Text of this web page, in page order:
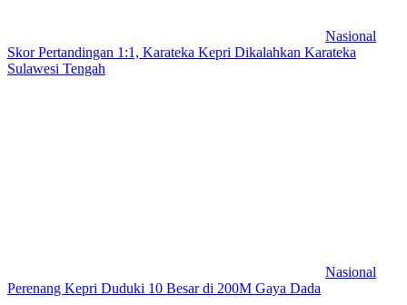
Nasional
Skor Pertandingan 1:1, Karateka Kepri Dikalahkan Karateka
Sulawesi Tengah
Nasional
Perenang Kepri Duduki 10 Besar di 200M Gaya Dada